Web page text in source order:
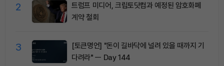
2
트럼프 미디어, 크립토닷컴과 예정된 암호화폐
계약 철회
3
[토큰명언] "돈이 길바닥에 널려 있을 때까지 기
다려라" ㅡ Day 144